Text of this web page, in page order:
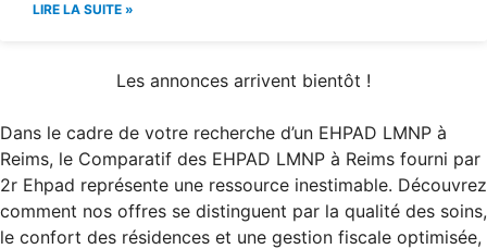
LIRE LA SUITE »
Les annonces arrivent bientôt !
Dans le cadre de votre recherche d’un EHPAD LMNP à
Reims, le Comparatif des EHPAD LMNP à Reims fourni par
2r Ehpad représente une ressource inestimable. Découvrez
comment nos offres se distinguent par la qualité des soins,
le confort des résidences et une gestion fiscale optimisée,